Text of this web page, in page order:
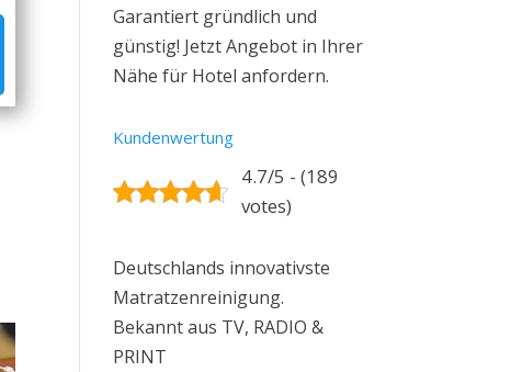
Garantiert gründlich und
günstig! Jetzt Angebot in Ihrer
Nähe für Hotel anfordern.
Kundenwertung
4.7/5 - (189
votes)
Deutschlands innovativste
Matratzenreinigung.
Bekannt aus TV, RADIO &
PRINT